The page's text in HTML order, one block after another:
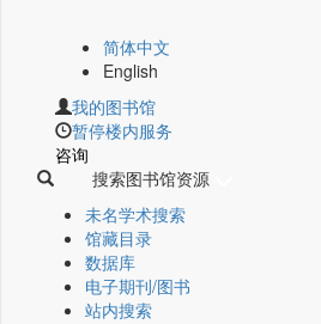
简体中文
English
我的图书馆
暂停楼内服务
咨询
搜索图书馆资源
未名学术搜索
馆藏目录
数据库
电子期刊/图书
站内搜索